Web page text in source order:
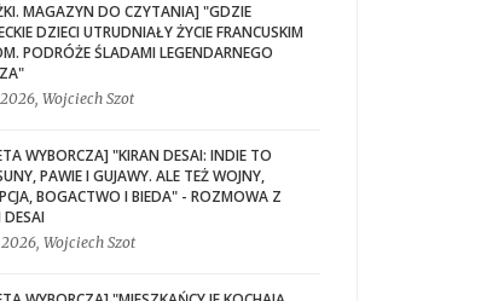
MAGAZYN DO CZYTANIA] "GDZIE
DZIECI UTRUDNIAŁY ŻYCIE FRANCUSKIM
PODRÓŻE ŚLADAMI LEGENDARNEGO
Wojciech Szot
WYBORCZA] "KIRAN DESAI: INDIE TO
PAWIE I GUJAWY. ALE TEŻ WOJNY,
BOGACTWO I BIEDA" - ROZMOWA Z
DESAI
Wojciech Szot